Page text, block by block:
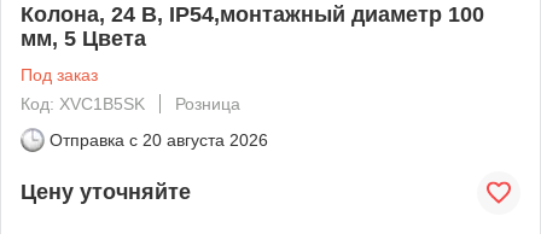
Колона, 24 В, IP54,монтажный диаметр 100
мм, 5 Цвета
Под заказ
Код: XVC1B5SK
Розница
Отправка с 20 августа 2026
Цену уточняйте